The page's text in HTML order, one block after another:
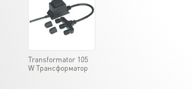
Transformator 105
W Трансформатор